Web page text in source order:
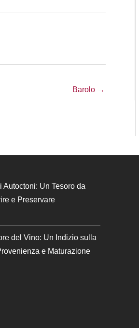
Barolo →
Autoctoni: Un Tesoro da
e Preservare
del Vino: Un Indizio sulla
e Maturazione